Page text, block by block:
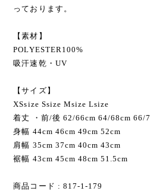
っております。
【素材】
POLYESTER100%
吸汗速乾・UV
【サイズ】
XSsize Ssize Мsize Lsize
着丈 ・前/後 62/66cm 64/68cm 66/
身幅 44cm 46cm 49cm 52cm
肩幅 35cm 37cm 40cm 43cm
裾幅 43cm 45cm 48cm 51.5cm
商品コード : 817-1-179